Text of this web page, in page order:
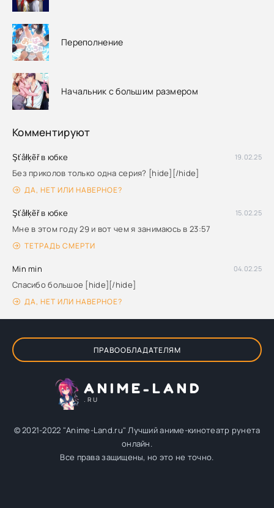
Переполнение
Начальник с большим размером
Комментируют
Şťåłķẽř в юбке 19.02.25
Без приколов только одна серия? [hide][/hide]
ДА, НЕТ ИЛИ НАВЕРНОЕ?
Şťåłķẽř в юбке 15.02.25
Мне в этом году 29 и вот чем я занимаюсь в 23:57
ТЕТРАДЬ СМЕРТИ
Min min 04.02.25
Спасибо большое [hide][/hide]
ДА, НЕТ ИЛИ НАВЕРНОЕ?
ПРАВООБЛАДАТЕЛЯМ
ANIME-LAND
.RU
© 2021-2022 "Anime-Land.ru" Лучший аниме-кинотеатр рунета
онлайн.
Все права защищены, но это не точно.